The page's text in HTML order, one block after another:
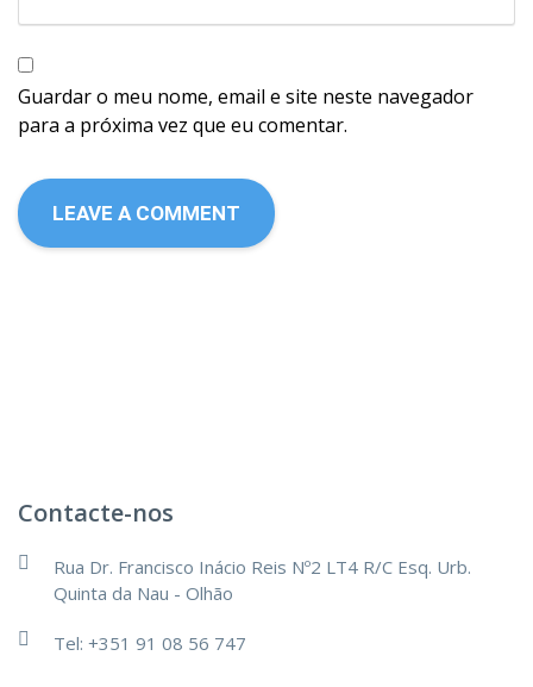
Guardar o meu nome, email e site neste navegador
para a próxima vez que eu comentar.
Contacte-nos
Rua Dr. Francisco Inácio Reis Nº2 LT4 R/C Esq. Urb.
Quinta da Nau - Olhão
Tel: +351 91 08 56 747